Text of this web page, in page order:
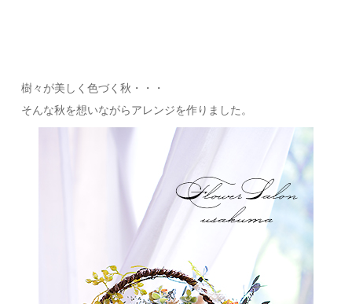
樹々が美しく色づく秋・・・
そんな秋を想いながらアレンジを作りました。